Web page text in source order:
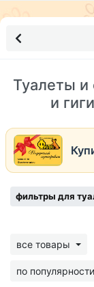
Туалеты и
и
фильтры для
все товары
по популярности